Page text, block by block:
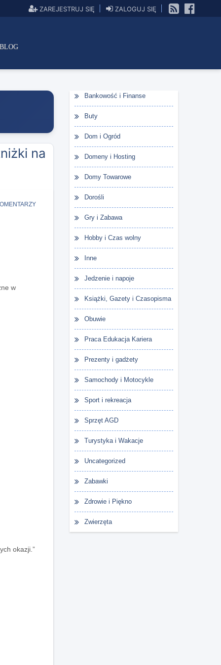
ZAREJESTRUJ SIĘ
ZALOGUJ SIĘ
BLOG
na
w
okazji.”
Bankowość i Finanse
Buty
Dom i Ogród
Domeny i Hosting
Domy Towarowe
Dorośli
Gry i Zabawa
Hobby i Czas wolny
Inne
Jedzenie i napoje
Książki, Gazety i Czasopisma
Obuwie
Praca Edukacja Kariera
Prezenty i gadżety
Samochody i Motocykle
Sport i rekreacja
Sprzęt AGD
Turystyka i Wakacje
Uncategorized
Zabawki
Zdrowie i Piękno
Zwierzęta